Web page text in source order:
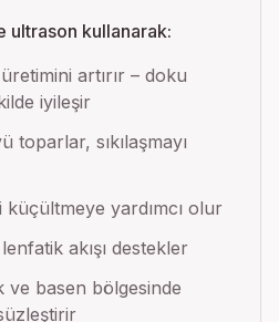
ultrason kullanarak:
artırır – doku
iyileşir
toparlar, sıkılaşmayı
yardımcı olur
akışı destekler
ve basen bölgesinde